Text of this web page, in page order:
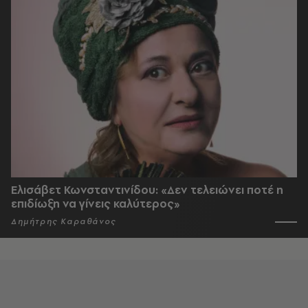
Ελισάβετ Κωνσταντινίδου: «Δεν τελειώνει ποτέ η
επιδίωξη να γίνεις καλύτερος»
Δημήτρης Καραθάνος